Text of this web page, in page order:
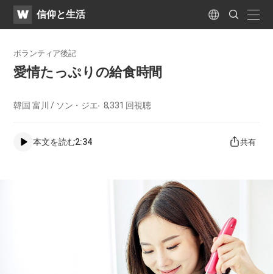
WATV​信仰と生活 Language
Search
Submit
ボランティア後記
愛情たっぷりの給食時間
韓国 富川 / ソン・ジエ 8,331 回視聴
本文を読む2:34 共有